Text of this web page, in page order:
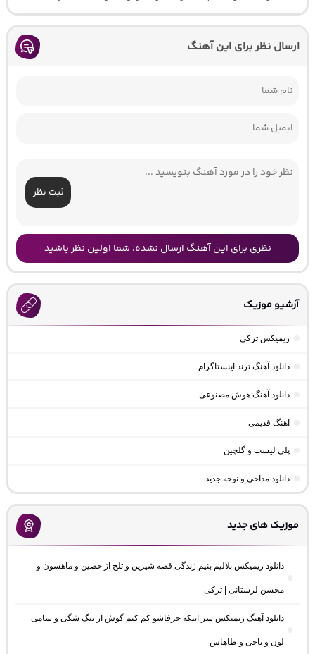
ارسال نظر برای این آهنگ
ثبت نظر
نظری برای این آهنگ ارسال نشده، شما اولین نظر باشید
آرشیو موزیک
ریمیکس ترکی
دانلود آهنگ ترند اینستاگرام
دانلود آهنگ هوش مصنوعی
اهنگ قدیمی
پلی لیست و گلچین
دانلود مداحی و نوحه جدید
موزیک های جدید
دانلود ریمیکس بلالیم بنیم زندگی قصه شیرین و تلخ از حصین و ماهسون و
محسن لرستانی | ترکی
دانلود آهنگ ریمیکس سر اینکه حرفاشو کم کنم گوش از بیگ شگی و سامی
لون و ناجی و طاهاس